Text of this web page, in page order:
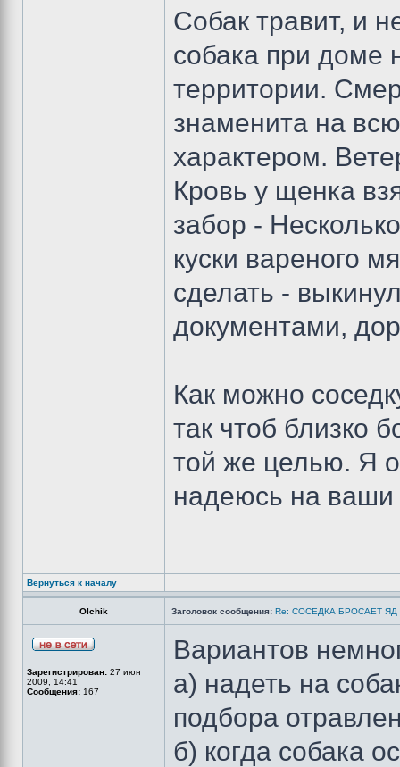
Собак травит, и
собака при доме
территории.
знаменита на
характером.
Кровь у щенка
забор -
куски вареного
сделать -
документами,
Как можно
так чтоб близко
той же целью. Я
надеюсь на ваши
Вернуться к началу
Olchik Заголовок сообщения: Re: СОСЕДКА БРОСАЕТ ЯД
Зарегистрирован: 27 июн
2009, 14:41
Сообщения: 167
Вариантов
а) надеть на
подбора
б) когда собака